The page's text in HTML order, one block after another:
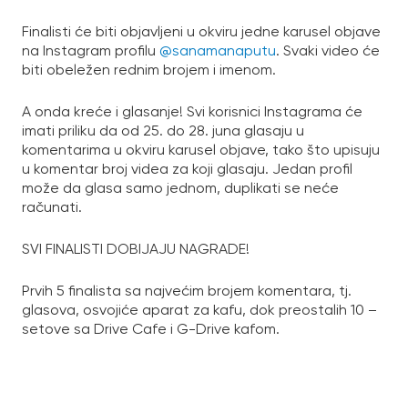
Finalisti će biti objavljeni u okviru jedne karusel objave
na Instagram profilu @sanamanaputu. Svaki video će
biti obeležen rednim brojem i imenom.
A onda kreće i glasanje! Svi korisnici Instagrama će
imati priliku da od 25. do 28. juna glasaju u
komentarima u okviru karusel objave, tako što upisuju
u komentar broj videa za koji glasaju. Jedan profil
može da glasa samo jednom, duplikati se neće
računati.
SVI FINALISTI DOBIJAJU NAGRADE!
Prvih 5 finalista sa najvećim brojem komentara, tj.
glasova, osvojiće aparat za kafu, dok preostalih 10 –
setove sa Drive Cafe i G-Drive kafom.